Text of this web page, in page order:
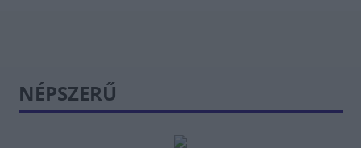
NÉPSZERŰ